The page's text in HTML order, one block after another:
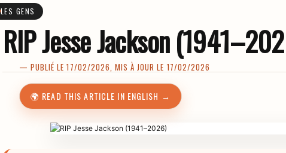
LES GENS
RIP Jesse Jackson
— PUBLIÉ LE 17/02/2026, MIS À JOUR LE 17/02/2026
🌍 READ THIS ARTICLE IN ENGLISH →